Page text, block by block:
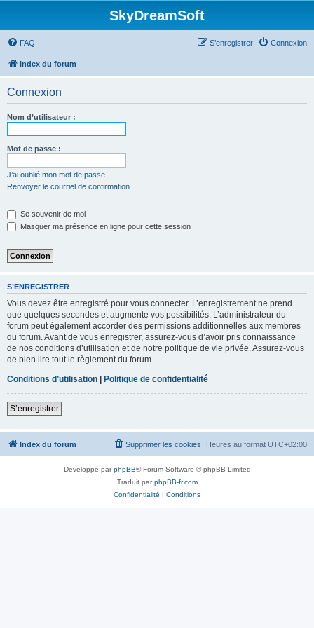
SkyDreamSoft
FAQ Connexion
S’enregistrer
Index du forum
Connexion
Nom d’utilisateur :
Mot de passe :
J’ai oublié mon mot de passe
Renvoyer le courriel de confirmation
Se souvenir de moi
Masquer ma présence en ligne pour cette session
S’ENREGISTRER
Vous devez être enregistré pour vous connecter. L’enregistrement ne prend
que quelques secondes et augmente vos possibilités. L’administrateur du
forum peut également accorder des permissions additionnelles aux membres
du forum. Avant de vous enregistrer, assurez-vous d’avoir pris connaissance
de nos conditions d’utilisation et de notre politique de vie privée. Assurez-vous
de bien lire tout le règlement du forum.
Conditions d’utilisation | Politique de confidentialité
S’enregistrer
Index du forum Heures au format UTC+02:00
Supprimer les cookies
Développé parphpBB® Forum Software © phpBB Limited
Traduit parphpBB-fr.com
Confidentialité | Conditions